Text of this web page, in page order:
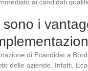
ai candidati
sono i
di Ecandidat a
delle aziende. Infatti,